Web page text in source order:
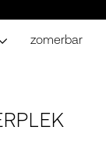
zomerbar